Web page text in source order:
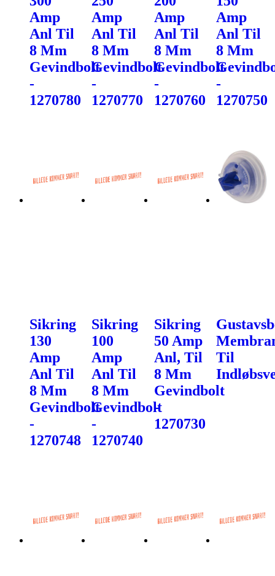
Amp
Anl Til
8 Mm
Gevindbolt
-
1270780
Amp
Anl Til
8 Mm
Gevindbolt
-
1270770
Amp
Anl Til
8 Mm
Gevindbolt
-
1270760
Amp
Anl Til
8 Mm
-
1270750
Sikring
130
Amp
Anl Til
8 Mm
Gevindbolt
-
1270748
Sikring
100
Amp
Anl Til
8 Mm
Gevindbolt
-
1270740
Sikring
50 Amp
Anl, Til
8 Mm
Gevindbolt
-
1270730
Til